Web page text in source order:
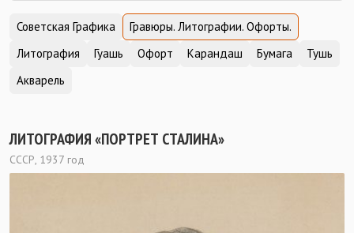
Советская Графика
Гравюры. Литографии. Офорты.
Литография
Гуашь Офорт Карандаш Бумага
Тушь
Акварель
ЛИТОГРАФИЯ «ПОРТРЕТ СТАЛИНА»
СССР, 1937 год